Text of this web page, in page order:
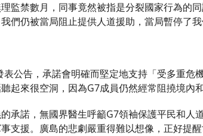
監禁數月，同事竟然被指是分裂國家行為的
們仍被當局阻止提供人道援助，當局暫停了
表公告，承諾會明確而堅定地支持「受多重
起來很空洞，因為G7成員仍然經常阻撓境內
承諾，無國界醫生呼籲G7領袖保護平民和
支援。廣島的悲劇嚴重得難以想像，正好提